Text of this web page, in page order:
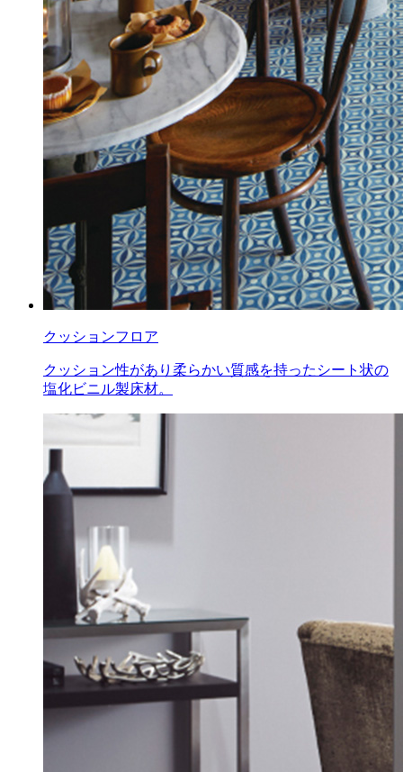
クッションフロア
クッション性があり柔らかい質感を持ったシート状の
塩化ビニル製床材。